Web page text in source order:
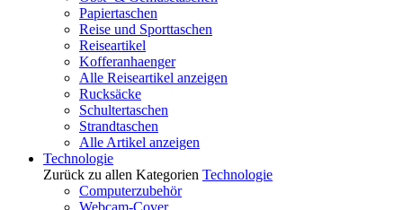
Papiertaschen
Reise und Sporttaschen
Reiseartikel
Kofferanhaenger
Alle Reiseartikel anzeigen
Rucksäcke
Schultertaschen
Strandtaschen
Alle Artikel anzeigen
Technologie
Zurück zu allen Kategorien Technologie
Computerzubehör
Webcam-Cover